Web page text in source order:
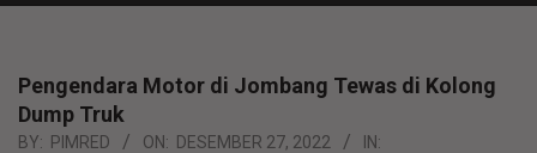
Pengendara Motor di Jombang Tewas di Kolong
Dump Truk
BY: PIMRED ON: DESEMBER 27, 2022
IN: